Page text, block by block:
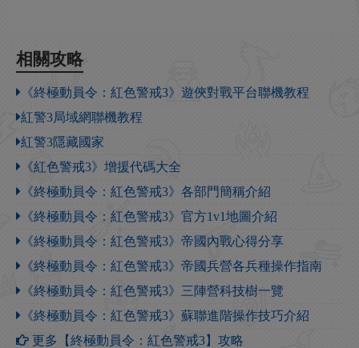
相關攻略
《終極動員令：紅色警戒3》遊俠對戰平台聯機教程
紅警3局域網聯機教程
紅警3隱藏國家
《紅色警戒3》增援代碼大全
《終極動員令：紅色警戒3》各部門簡稱介紹
《終極動員令：紅色警戒3》官方1v1地圖介紹
《終極動員令：紅色警戒3》帝國內戰心得分享
《終極動員令：紅色警戒3》帝國兵營各兵種操作指南
《終極動員令：紅色警戒3》三陣營科技樹一覽
《終極動員令：紅色警戒3》蘇聯進階操作技巧介紹
更多【終極動員令：紅色警戒3】攻略